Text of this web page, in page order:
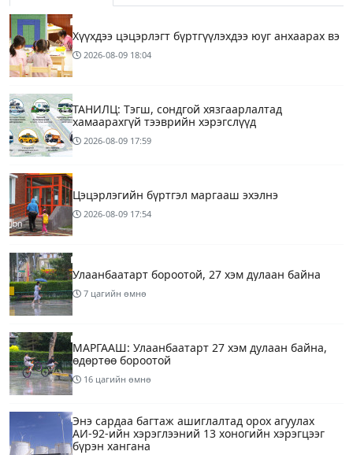
Хүүхдээ цэцэрлэгт бүртгүүлэхдээ юуг анхаарах вэ
2026-08-09 18:04
ТАНИЛЦ: Тэгш, сондгой хязгаарлалтад
хамаарахгүй тээврийн хэрэгслүүд
2026-08-09 17:59
Цэцэрлэгийн бүртгэл маргааш эхэлнэ
2026-08-09 17:54
Улаанбаатарт бороотой, 27 хэм дулаан байна
7 цагийн өмнө
МАРГААШ: Улаанбаатарт 27 хэм дулаан байна,
өдөртөө бороотой
16 цагийн өмнө
Энэ сардаа багтаж ашиглалтад орох агуулах
АИ-92-ийн хэрэглээний 13 хоногийн хэрэгцээг
бүрэн хангана